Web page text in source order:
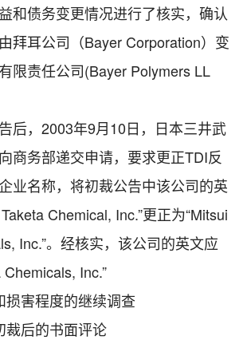
和债务变更情况进行了核实，确认
拜耳公司（Bayer Corporation）变
限责任公司(Bayer Polymers LL
，2003年9月10日，日本三井武
商务部递交申请，要求更正TDI反
业名称，将初裁公告中该公司的英
Chemical, Inc.”更正为“Mitsui
Inc.”。经核实，该公司的英文应
Inc.”
害程度的继续调查
后的书面评论